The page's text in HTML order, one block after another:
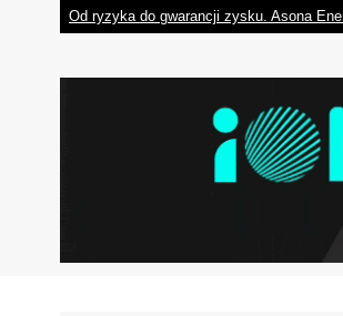
Od ryzyka do gwarancji zysku. Asona